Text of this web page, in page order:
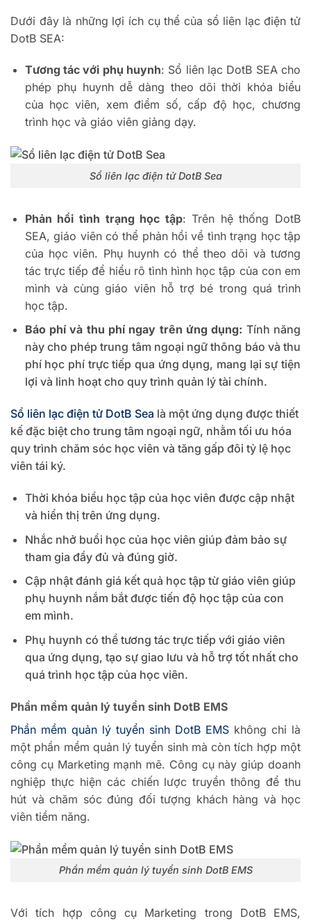
Dưới đây là những lợi ích cụ thể của sổ liên lạc điện tử
DotB SEA:
Tương tác với phụ huynh: Sổ liên lạc DotB SEA cho
phép phụ huynh dễ dàng theo dõi thời khóa biểu
của học viên, xem điểm số, cấp độ học, chương
trình học và giáo viên giảng dạy.
Sổ liên lạc điện tử DotB Sea
Phản hồi tình trạng học tập: Trên hệ thống DotB
SEA, giáo viên có thể phản hồi về tình trạng học tập
của học viên. Phụ huynh có thể theo dõi và tương
tác trực tiếp để hiểu rõ tình hình học tập của con em
mình và cùng giáo viên hỗ trợ bé trong quá trình
học tập.
Báo phí và thu phí ngay trên ứng dụng: Tính năng
này cho phép trung tâm ngoại ngữ thông báo và thu
phí học phí trực tiếp qua ứng dụng, mang lại sự tiện
lợi và linh hoạt cho quy trình quản lý tài chính.
Sổ liên lạc điện tử DotB Sea là một ứng dụng được thiết
kế đặc biệt cho trung tâm ngoại ngữ, nhằm tối ưu hóa
quy trình chăm sóc học viên và tăng gấp đôi tỷ lệ học
viên tái ký.
Thời khóa biểu học tập của học viên được cập nhật
và hiển thị trên ứng dụng.
Nhắc nhở buổi học của học viên giúp đảm bảo sự
tham gia đầy đủ và đúng giờ.
Cập nhật đánh giá kết quả học tập từ giáo viên giúp
phụ huynh nắm bắt được tiến độ học tập của con
em mình.
Phụ huynh có thể tương tác trực tiếp với giáo viên
qua ứng dụng, tạo sự giao lưu và hỗ trợ tốt nhất cho
quá trình học tập của học viên.
Phần mềm quản lý tuyển sinh DotB EMS
Phần mềm quản lý tuyển sinh DotB EMS không chỉ là
một phần mềm quản lý tuyển sinh mà còn tích hợp một
công cụ Marketing mạnh mẽ. Công cụ này giúp doanh
nghiệp thực hiện các chiến lược truyền thông để thu
hút và chăm sóc đúng đối tượng khách hàng và học
viên tiềm năng.
Phần mềm quản lý tuyển sinh DotB EMS
Với tích hợp công cụ Marketing trong DotB EMS,